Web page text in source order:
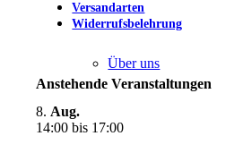
Über uns
Versandarten
Widerrufsbelehrung
Anstehende Veranstaltungen
8. Aug.
14:00 bis 17:00